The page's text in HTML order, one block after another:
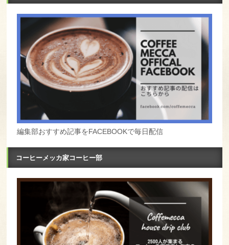
編集部おすすめ記事をFACEBOOKで毎日配信
コーヒーメッカ家コーヒー部